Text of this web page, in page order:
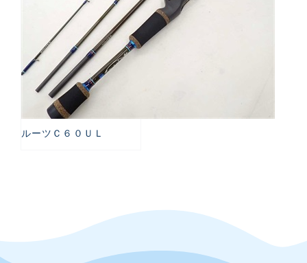
ルーツＣ６０ＵＬ